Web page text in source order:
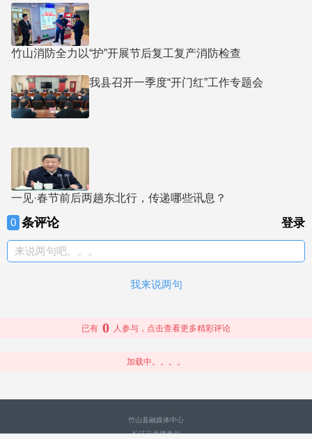
竹山消防全力以“护”开展节后复工复产消防检查
我县召开一季度“开门红”工作专题会
一见·春节前后两趟东北行，传递哪些讯息？
0 条评论 登录
来说两句吧。。。
我来说两句
已有 0 人参与，点击查看更多精彩评论
加载中。。。。
竹山县融媒体中心
长江云共建单位